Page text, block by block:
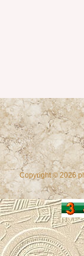
Copyright © 2026